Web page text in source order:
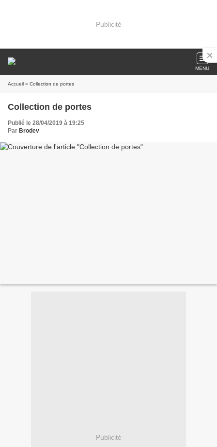
Publicité
MENU
Accueil » Collection de portes
Collection de portes
Publié le 28/04/2019 à 19:25
Par Brodev
Publicité